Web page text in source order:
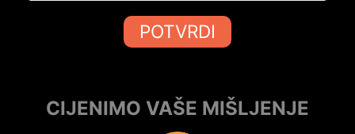
POTVRDI
CIJENIMO VAŠE MIŠLJENJE